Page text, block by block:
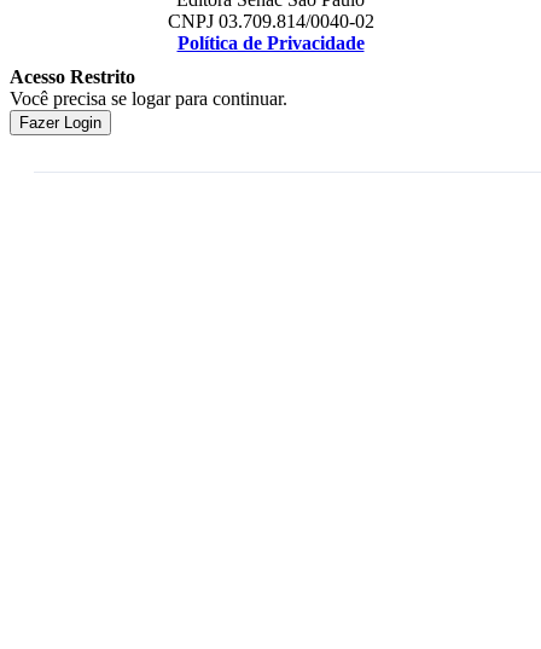
CNPJ 03.709.814/0040-02
Política de Privacidade
Acesso Restrito
Você precisa se logar para continuar.
Fazer Login